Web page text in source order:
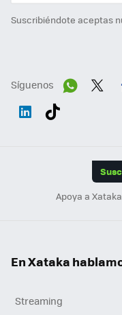
Suscribiéndote aceptas
Síguenos
Apoya a
En Xataka
Streaming